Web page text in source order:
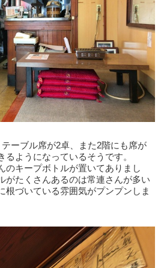
ーブル席が2卓、また2階にも席が
ようになっているそうです。
のキープボトルが置いてありまし
がたくさんあるのは常連さんが多い
根づいている雰囲気がプンプンしま